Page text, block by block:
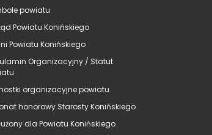
powiatu
Powiatu Konińskiego
Powiatu Konińskiego
Organizacyjny / Statut
organizacyjne powiatu
honorowy Starosty Konińskiego
dla Powiatu Konińskiego